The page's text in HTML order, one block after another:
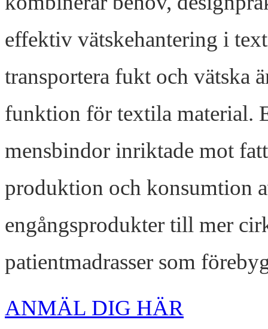
effektiv vätskehantering i
transportera fukt och vätska
funktion för textila material.
mensbindor inriktade mot
produktion och konsumtion
engångsprodukter till mer
patientmadrasser som
ANMÄL DIG HÄR